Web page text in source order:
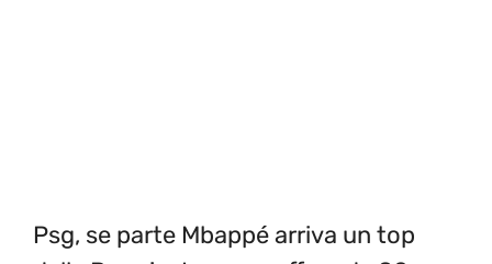
Psg, se parte Mbappé arriva un top